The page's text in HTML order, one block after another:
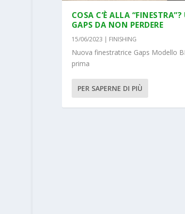
COSA C’È ALLA
GAPS DA NON PERDERE
15/06/2023 | FINISHING
Nuova finestratrice Gaps Modello
prima
PER SAPERNE DI PIÙ